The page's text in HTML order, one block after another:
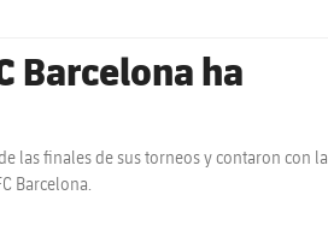
Barcelona ha
las finales de sus torneos y contaron con la
Barcelona.